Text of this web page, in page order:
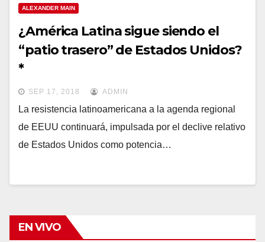
ALEXANDER MAIN
¿América Latina sigue siendo el
“patio trasero” de Estados Unidos?
*
SEP 17, 2018 ADMIN
La resistencia latinoamericana a la agenda regional
de EEUU continuará, impulsada por el declive relativo
de Estados Unidos como potencia…
EN VIVO